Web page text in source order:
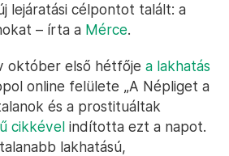
lejáratási célpontot talált: a
– írta a Mérce.
október első hétfője a lakhatás
online felülete „A Népliget a
és a prostituáltak
cikkével indította ezt a napot.
lakhatású,